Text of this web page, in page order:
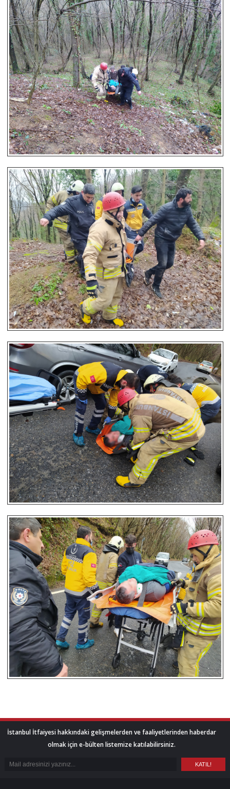
İstanbul İtfaiyesi hakkındaki gelişmelerden ve faaliyetlerinden haberdar
olmak için e-bülten listemize katılabilirsiniz.